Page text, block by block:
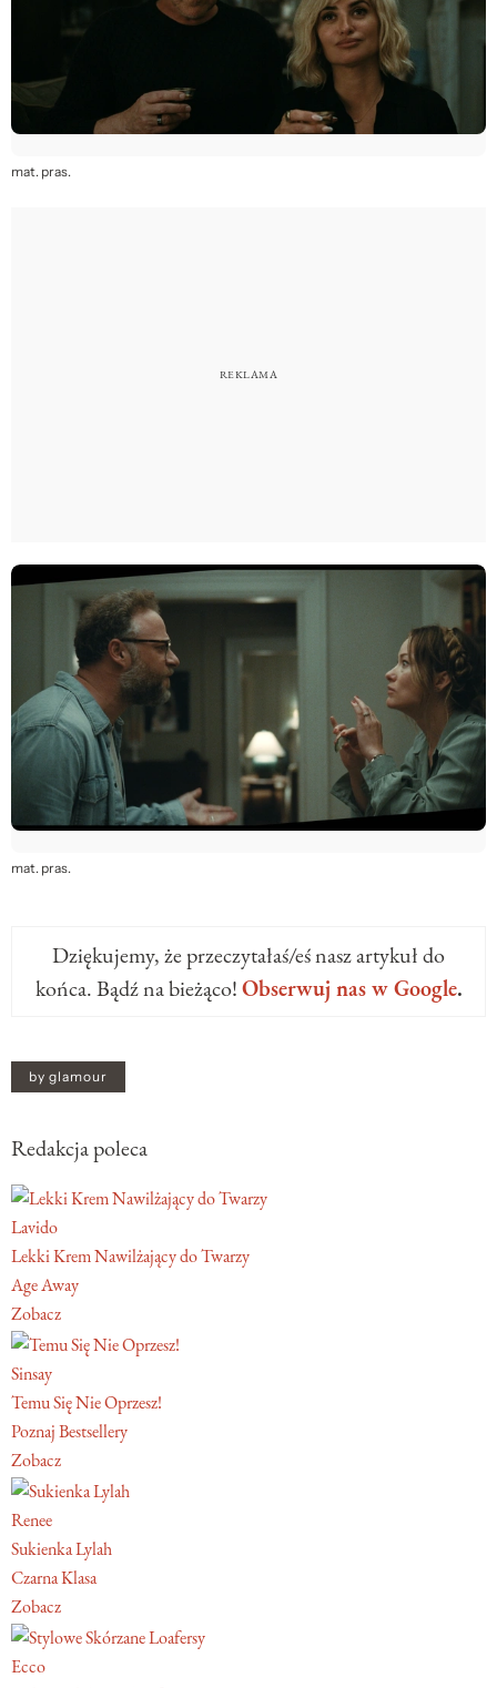
mat. pras.
mat. pras.
Dziękujemy, że przeczytałaś/eś nasz artykuł do
końca. Bądź na bieżąco!Obserwuj nas w Google.
by glamour
Redakcja poleca
Lavido
Lekki Krem Nawilżający do Twarzy
Age Away
Zobacz
Sinsay
Temu Się Nie Oprzesz!
Poznaj Bestsellery
Zobacz
Renee
Sukienka Lylah
Czarna Klasa
Zobacz
Ecco